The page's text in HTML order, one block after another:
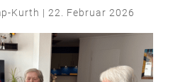
Kurth | 22. Februar 2026